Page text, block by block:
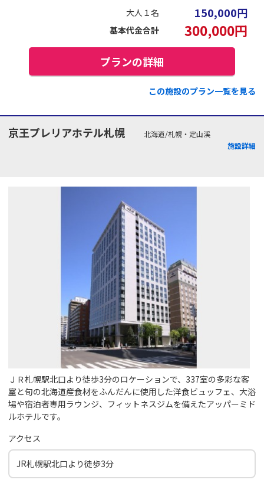
大人１名 150,000円
基本代金合計 300,000円
プランの詳細
この施設のプラン一覧を見る
京王プレリアホテル札幌
北海道/札幌・定山渓
施設詳細
ＪＲ札幌駅北口より徒歩3分のロケーションで、337室の多彩な客
室と旬の北海道産食材をふんだんに使用した洋食ビュッフェ、大浴
場や宿泊者専用ラウンジ、フィットネスジムを備えたアッパーミド
ルホテルです。
アクセス
JR札幌駅北口より徒歩3分